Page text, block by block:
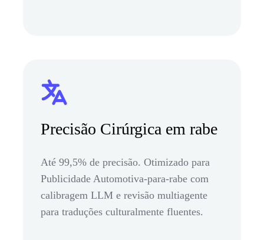
Precisão Cirúrgica em rabe
Até 99,5% de precisão. Otimizado para
Publicidade Automotiva-para-rabe com
calibragem LLM e revisão multiagente
para traduções culturalmente fluentes.